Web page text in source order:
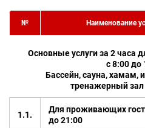
№ Наименование
Основные услуги за 2 часа
с 8:00 до
Бассейн, сауна, хамам,
тренажерный зал
1.1.
Для проживающих
до 21:00